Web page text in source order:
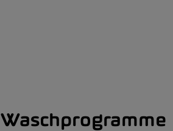
Waschprogramme